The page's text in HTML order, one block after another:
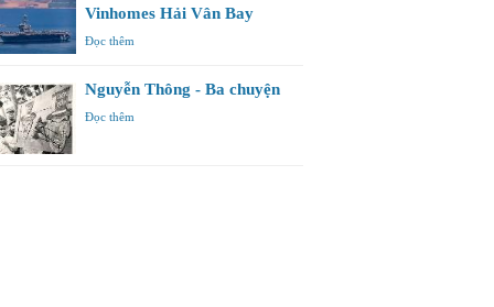
Vinhomes Hải Vân Bay
Đọc thêm
Nguyễn Thông - Ba chuyện
Đọc thêm